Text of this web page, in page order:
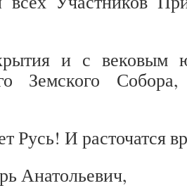
и с вековым
Земского
Русь! И расточатся
Анатольевич,